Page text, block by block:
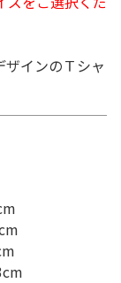
インのＴシャ